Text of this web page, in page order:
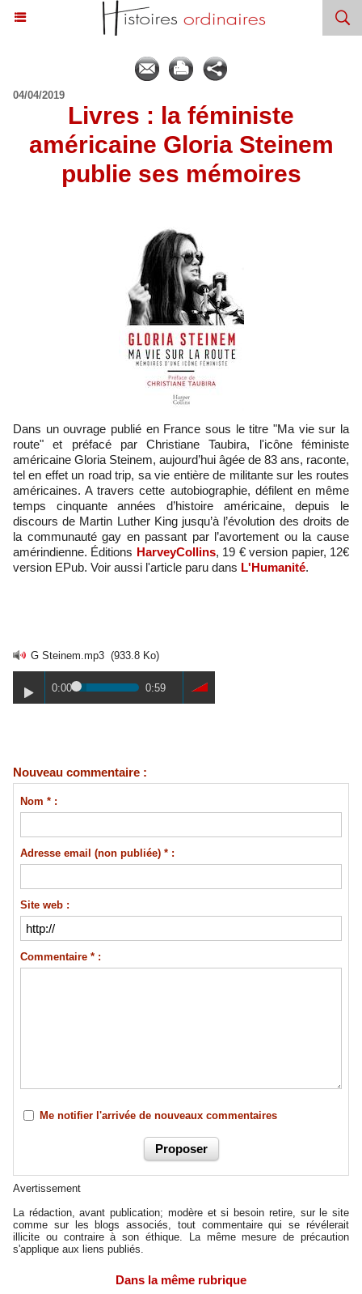
04/04/2019
Livres : la féministe
américaine Gloria Steinem
publie ses mémoires
Dans un ouvrage publié en France sous le titre "Ma vie sur la
route" et préfacé par Christiane Taubira, l'icône féministe
américaine Gloria Steinem, aujourd’hui âgée de 83 ans, raconte,
tel en effet un road trip, sa vie entière de militante sur les routes
américaines. A travers cette autobiographie, défilent en même
temps cinquante années d’histoire américaine, depuis le
discours de Martin Luther King jusqu’à l’évolution des droits de
la communauté gay en passant par l’avortement ou la cause
amérindienne. Éditions HarveyCollins, 19 € version papier, 12€
version EPub. Voir aussi l'article paru dans L'Humanité.
G Steinem.mp3 (933.8 Ko)
0:00 0:59
Nouveau commentaire :
Nom * :
Adresse email (non publiée) * :
Site web :
Commentaire * :
Me notifier l'arrivée de nouveaux commentaires
Avertissement
La rédaction, avant publication; modère et si besoin retire, sur le site
comme sur les blogs associés, tout commentaire qui se révélerait
illicite ou contraire à son éthique. La même mesure de précaution
s'applique aux liens publiés.
Dans la même rubrique